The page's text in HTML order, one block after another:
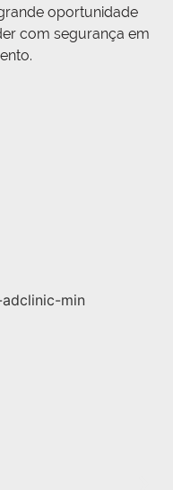
oportunidade
com segurança em